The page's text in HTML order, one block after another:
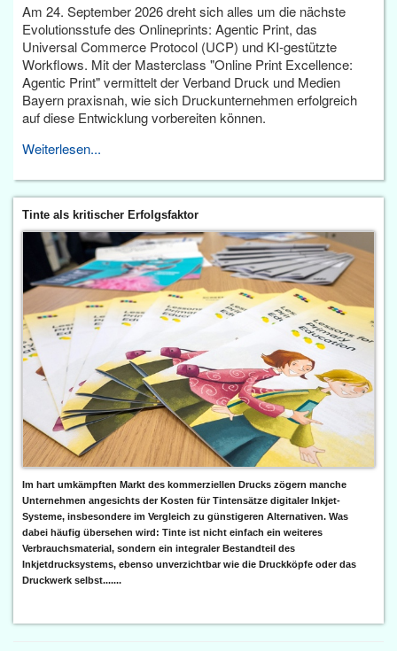
Am 24. September 2026 dreht sich alles um die nächste
Evolutionsstufe des Onlineprints: Agentic Print, das
Universal Commerce Protocol (UCP) und KI-gestützte
Workflows. Mit der Masterclass "Online Print Excellence:
Agentic Print" vermittelt der Verband Druck und Medien
Bayern praxisnah, wie sich Druckunternehmen erfolgreich
auf diese Entwicklung vorbereiten können.
Weiterlesen...
Tinte als kritischer Erfolgsfaktor
Im hart umkämpften Markt des kommerziellen Drucks zögern manche
Unternehmen angesichts der Kosten für Tintensätze digitaler Inkjet-
Systeme, insbesondere im Vergleich zu günstigeren Alternativen. Was
dabei häufig übersehen wird: Tinte ist nicht einfach ein weiteres
Verbrauchsmaterial, sondern ein integraler Bestandteil des
Inkjetdrucksystems, ebenso unverzichtbar wie die Druckköpfe oder das
Druckwerk selbst.......